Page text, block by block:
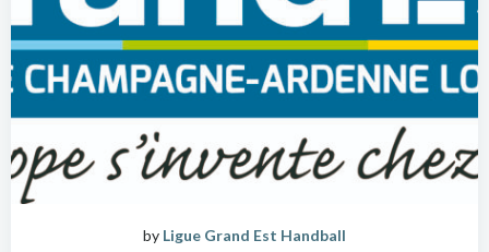
by Ligue Grand Est Handball